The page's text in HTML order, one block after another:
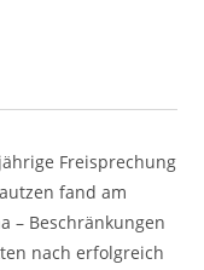
Freisprechung
fand am
– Beschränkungen
nach erfolgreich